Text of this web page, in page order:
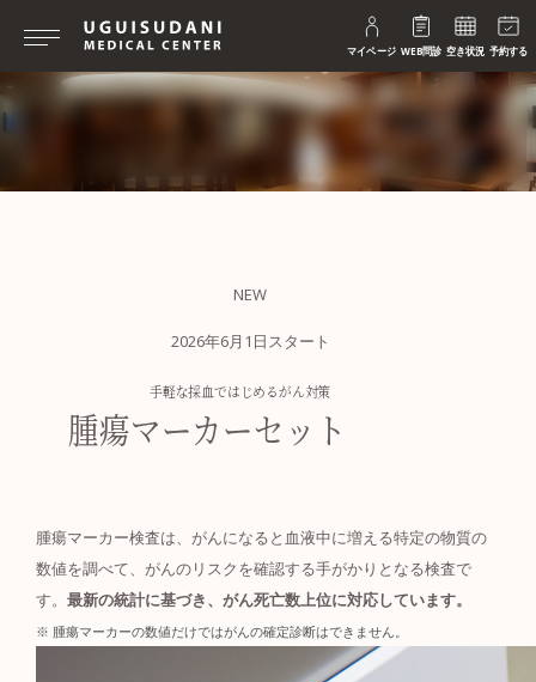
マイページ WEB問診 空き状況 予約する
NEW
2026年6月1日スタート
手軽な採血ではじめるがん対策
腫瘍マーカーセット
腫瘍マーカー検査は、がんになると血液中に増える特定の物質の
数値を調べて、がんのリスクを確認する手がかりとなる検査で
す。 最新の統計に基づき、がん死亡数上位に対応しています。
腫瘍マーカーの数値だけではがんの確定診断はできません。